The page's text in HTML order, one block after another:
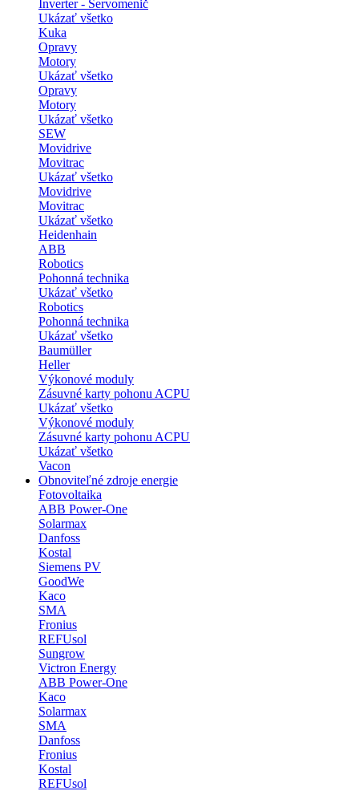
Inverter - Servomenič
Ukázať všetko
Kuka
Opravy
Motory
Ukázať všetko
Opravy
Motory
Ukázať všetko
SEW
Movidrive
Movitrac
Ukázať všetko
Movidrive
Movitrac
Ukázať všetko
Heidenhain
ABB
Robotics
Pohonná technika
Ukázať všetko
Robotics
Pohonná technika
Ukázať všetko
Baumüller
Heller
Výkonové moduly
Zásuvné karty pohonu ACPU
Ukázať všetko
Výkonové moduly
Zásuvné karty pohonu ACPU
Ukázať všetko
Vacon
Obnoviteľné zdroje energie
Fotovoltaika
ABB Power-One
Solarmax
Danfoss
Kostal
Siemens PV
GoodWe
Kaco
SMA
Fronius
REFUsol
Sungrow
Victron Energy
ABB Power-One
Kaco
Solarmax
SMA
Danfoss
Fronius
Kostal
REFUsol